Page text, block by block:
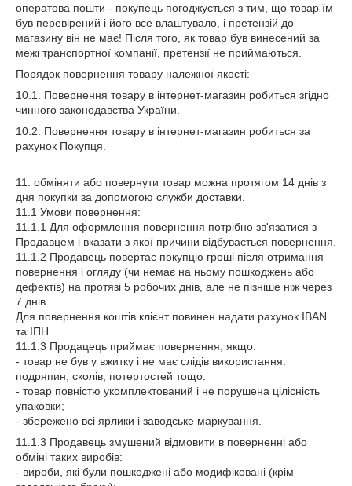
оператова пошти - покупець погоджується з тим, що товар їм
був перевірений і його все влаштувало, і претензій до
магазину він не має! Після того, як товар був винесений за
межі транспортної компанії, претензії не приймаються.
Порядок повернення товару належної якості:
10.1. Повернення товару в інтернет-магазин робиться згідно
чинного законодавства України.
10.2. Повернення товару в інтернет-магазин робиться за
рахунок Покупця.
11. обміняти або повернути товар можна протягом 14 днів з
дня покупки за допомогою служби доставки.
11.1 Умови повернення:
11.1.1 Для оформлення повернення потрібно зв'язатися з
Продавцем і вказати з якої причини відбувається повернення.
11.1.2 Продавець повертає покупцю гроші після отримання
повернення і огляду (чи немає на ньому пошкоджень або
дефектів) на протязі 5 робочих днів, але не пізніше ніж через
7 днів.
Для повернення коштів клієнт повинен надати рахунок IBAN
та ІПН
11.1.3 Продацець приймає повернення, якщо:
- товар не був у вжитку і не має слідів використання:
подряпин, сколів, потертостей тощо.
- товар повністю укомплектований і не порушена цілісність
упаковки;
- збережено всі ярлики і заводське маркування.
11.1.3 Продавець змушений відмовити в поверненні або
обміні таких виробів:
- вироби, які були пошкоджені або модифіковані (крім